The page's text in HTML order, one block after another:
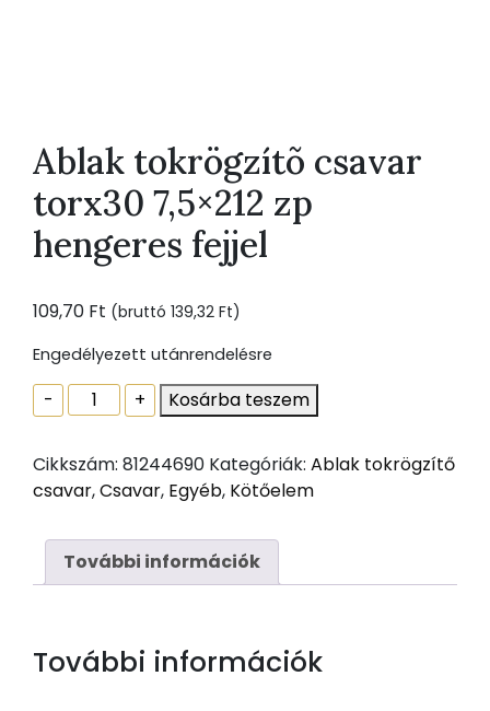
Ablak tokrögzítõ csavar
torx30 7,5×212 zp
hengeres fejjel
109,70 Ft (bruttó 139,32 Ft)
Engedélyezett utánrendelésre
-
Ablak
tokrögzítõ
torx30
7,5x212
hengeres
fejjel
+ Kosárba teszem
Cikkszám: 81244690 Kategóriák: Ablak tokrögzítő
csavar,Csavar, Egyéb, Kötőelem
További információk
További információk